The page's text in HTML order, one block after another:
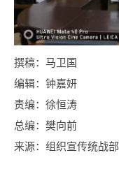
撰稿：马卫国
编辑：钟嘉妍
责编：徐恒涛
总编：樊向前
来源：组织宣传统战部